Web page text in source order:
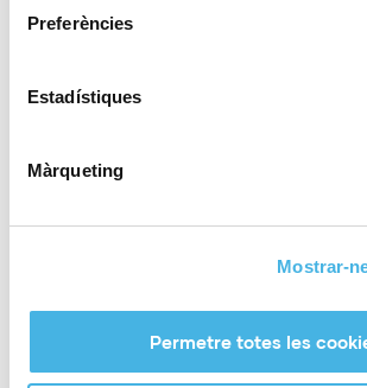
Preferències
Estadístiques
Màrqueting
Mostrar-
Permetre totes les
en l’esport i l’activitat física en
per a la comunitat europea”, ha